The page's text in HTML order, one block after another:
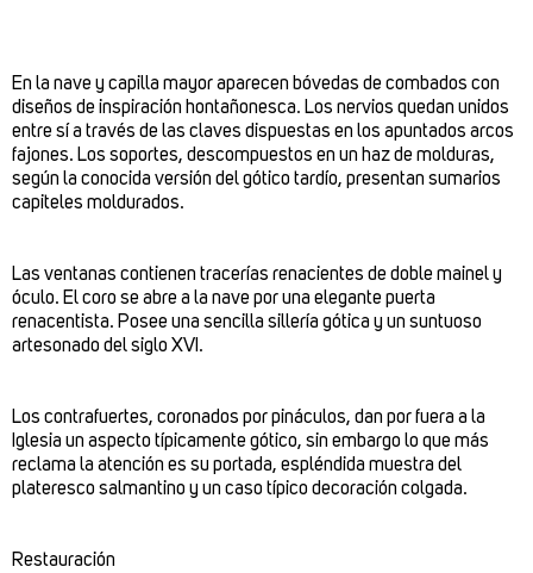
En la nave y capilla mayor aparecen bóvedas de combados con
diseños de inspiración hontañonesca. Los nervios quedan unidos
entre sí a través de las claves dispuestas en los apuntados arcos
fajones. Los soportes, descompuestos en un haz de molduras,
según la conocida versión del gótico tardío, presentan sumarios
capiteles moldurados.
Las ventanas contienen tracerías renacientes de doble mainel y
óculo. El coro se abre a la nave por una elegante puerta
renacentista. Posee una sencilla sillería gótica y un suntuoso
artesonado del siglo XVI.
Los contrafuertes, coronados por pináculos, dan por fuera a la
Iglesia un aspecto típicamente gótico, sin embargo lo que más
reclama la atención es su portada, espléndida muestra del
plateresco salmantino y un caso típico decoración colgada.
Restauración